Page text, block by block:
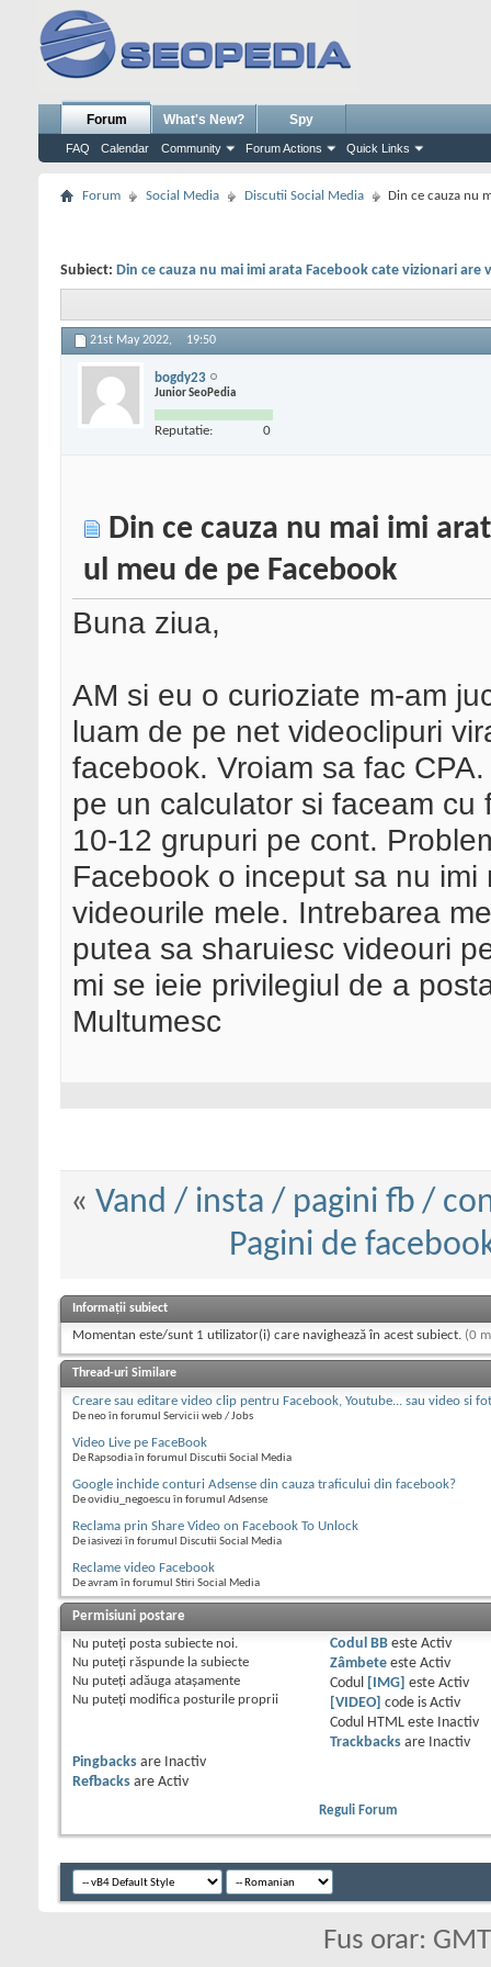
Forum
FAQ Calendar Community Forum Actions Quick Links
What's New? Spy
Forum Social Media Discutii Social Media Din ce cauza nu
Subiect: Din ce cauza nu mai imi arata Facebook cate vizionari are
21st May 2022, 19:50
bogdy23
Junior SeoPedia
Reputatie: 0
Din ce cauza nu mai imi
ul meu de pe Facebook
Buna ziua,
AM si eu o curioziate m-am
luam de pe net videoclipuri
facebook. Vroiam sa fac
pe un calculator si faceam
10-12 grupuri pe cont.
Facebook o inceput sa nu
videourile mele. Intrebarea
putea sa sharuiesc videouri
mi se ieie privilegiul de a
Multumesc
« Vand / insta / pagini fb /
Pagini de
Informații subiect
Momentan este/sunt 1 utilizator(i) care navighează în acest subiect. (0
Thread-uri Similare
Creare sau editare video clip pentru Facebook, Youtube... sau video si
De neo în forumul Servicii web / Jobs
Video Live pe FaceBook
De Rapsodia în forumul Discutii Social Media
Google inchide conturi Adsense din cauza traficului din facebook?
De ovidiu_negoescu în forumul Adsense
Reclama prin Share Video on Facebook To Unlock
De iasivezi în forumul Discutii Social Media
Reclame video Facebook
De avram în forumul Stiri Social Media
Permisiuni postare
Nu puteţi posta subiecte noi.
Nu puteţi răspunde la subiecte
Nu puteţi adăuga ataşamente
Nu puteţi modifica posturile proprii
Codul BBeste Activ
Zâmbeteeste Activ
Codul
[IMG] este Activ
[VIDEO]
code is Activ
Codul HTML este
Inactiv
Trackbacksare
Inactiv
Pingbacks are
Inactiv
Refbacks are Activ
Reguli Forum
Fus orar: